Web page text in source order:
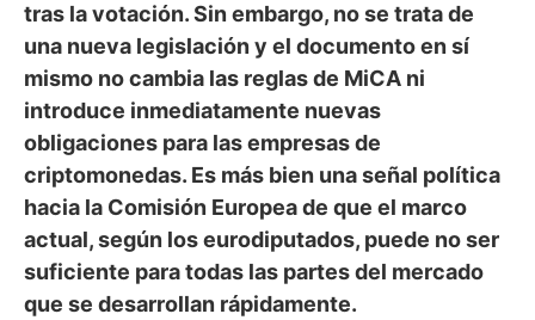
tras la votación. Sin embargo, no se trata de
una nueva legislación y el documento en sí
mismo no cambia las reglas de MiCA ni
introduce inmediatamente nuevas
obligaciones para las empresas de
criptomonedas. Es más bien una señal política
hacia la Comisión Europea de que el marco
actual, según los eurodiputados, puede no ser
suficiente para todas las partes del mercado
que se desarrollan rápidamente.